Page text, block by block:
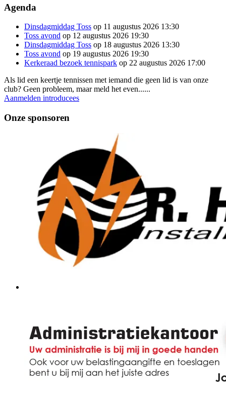
Agenda
Dinsdagmiddag Toss op 11 augustus 2026 13:30
Toss avond op 12 augustus 2026 19:30
Dinsdagmiddag Toss op 18 augustus 2026 13:30
Toss avond op 19 augustus 2026 19:30
Kerkeraad bezoek tennispark op 22 augustus 2026 17:00
Als lid een keertje tennissen met iemand die geen lid is van onze
club? Geen probleem, maar meld het even......
Aanmelden introducees
Onze sponsoren